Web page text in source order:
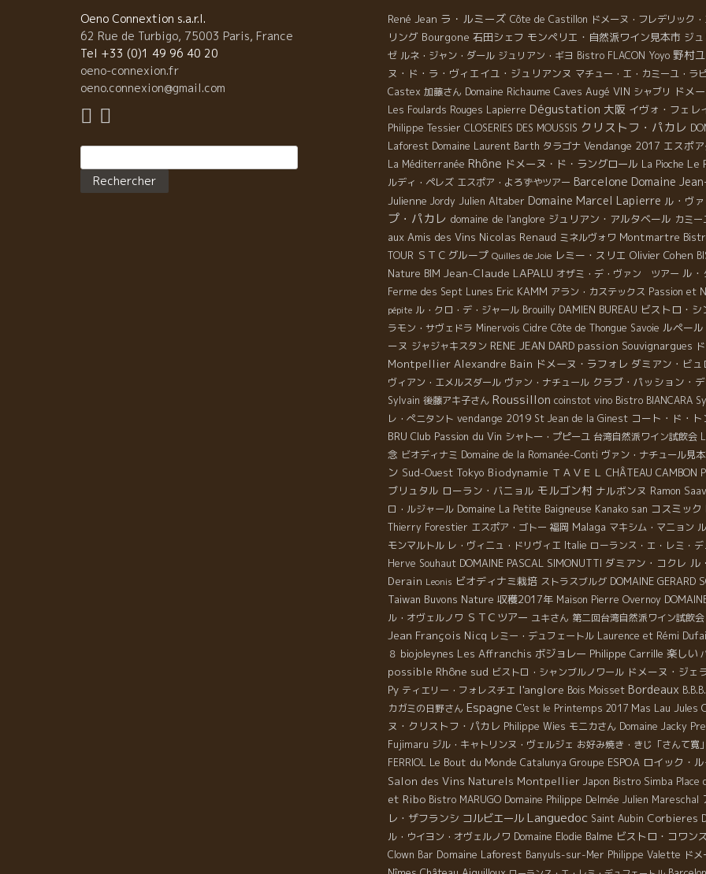
Oeno Connextion s.a.r.l.
62 Rue de Turbigo, 75003 Paris, France
Tel +33 (0)1 49 96 40 20
oeno-connexion.fr
oeno.connexion@gmail.com
René Jean ラ・ルミーズ Côte de Castillon ドメーヌ・フレデリック
リング Bourgone 石田シェフ モンペリエ・自然派ワイン見本市 ジ
ゼ ルネ・ジャン・ダール ジュリアン・ギヨ Bistro FLACON Yoyo 野村
ヌ・ド・ラ・ヴィエイユ・ジュリアンヌ マチュー・エ・カミーユ・ラ
Castex 加藤さん Domaine Richaume Caves Augé VIN シャブリ ドメ
Les Foulards Rouges Lapierre Dégustation 大阪 イヴォ・フェレ
Philippe Tessier CLOSERIES DES MOUSSIS クリストフ・パカレ
Laforest Domaine Laurent Barth タラゴナ Vendange 2017 エスポ
La Méditerranée Rhône ドメーヌ・ド・ラングロール La Pioche Le
ルディ・ペレズ エスポア・よろずやツアー Barcelone Domaine
Julienne Jordy Julien Altaber Domaine Marcel Lapierre ル・ヴ
プ・パカレ domaine de l'anglore ジュリアン・アルタベール カミ
aux Amis des Vins Nicolas Renaud ミネルヴォワ Montmartre
TOUR ＳＴＣグループ Quilles de Joie レミー・スリエ Olivier Cohen
Nature BIM Jean-Claude LAPALU オザミ・デ・ヴァン ツアー ル・
Ferme des Sept Lunes Eric KAMM アラン・カステックス Passion et
pépite ル・クロ・デ・ジャール Brouilly DAMIEN BUREAU ビストロ・シ
ラモン・サヴェドラ Minervois Cidre Côte de Thongue Savoie ルペー
ーヌ ジャジャキスタン RENE JEAN DARD passion Souvignargues
Montpellier Alexandre Bain ドメーヌ・ラフォレ ダミアン・ビュ
ヴィアン・エメルスダール ヴァン・ナチュール クラブ・パッション・
Sylvain 後藤アキ子さん Roussillon coinstot vino Bistro BIANCARA
レ・ぺニタント vendange 2019 St Jean de la Ginest コート・ド・ト
BRU Club Passion du Vin シャトー・プピーユ 台湾自然派ワイン試飲会
念 ビオディナミ Domaine de la Romanée-Conti ヴァン・ナチュール見
ン Sud-Ouest Tokyo Biodynamie ＴＡＶＥＬ CHÂTEAU CAMBON
ブリュタル ローラン・バニョル モルゴン村 ナルボンヌ Ramon
ロ・ルジャール Domaine La Petite Baigneuse Kanako san コスミック
Thierry Forestier エスポア・ゴトー 福岡 Malaga マキシム・マニョン
モンマルトル レ・ヴィニュ・ドリヴィエ Italie ローランス・エ・レミ・
Herve Souhaut DOMAINE PASCAL SIMONUTTI ダミアン・コクレ ル
Derain Leonis ビオディナミ栽培 ストラスブルグ DOMAINE GERARD
Taiwan Buvons Nature 収穫2017年 Maison Pierre Overnoy
ル・オヴェルノワ ＳＴＣツアー ユキさん 第二回台湾自然派ワイン試飲会
Jean François Nicq レミー・デュフェートル Laurence et Rémi
８ biojoleynes Les Affranchis ボジョレー Philippe Carrille 楽しい
possible Rhône sud ビストロ・シャンブルノワール ドメーヌ・ジェ
Py ティエリー・フォレスチエ l'anglore Bois Moisset Bordeaux
カガミの日野さん Espagne C'est le Printemps 2017 Mas Lau Jules
ヌ・クリストフ・パカレ Philippe Wies モニカさん Domaine Jacky
Fujimaru ジル・キャトリンヌ・ヴェルジェ お好み焼き・きじ「さんて寛」
FERRIOL Le Bout du Monde Catalunya Groupe ESPOA ロイック・
Salon des Vins Naturels Montpellier Japon Bistro Simba Place
et Ribo Bistro MARUGO Domaine Philippe Delmée Julien Mareschal
レ・ザフランシ コルビエール Languedoc Saint Aubin Corbieres
ル・ウイヨン・オヴェルノワ Domaine Elodie Balme ビストロ・コワン
Clown Bar Domaine Laforest Banyuls-sur-Mer Philippe Valette ド